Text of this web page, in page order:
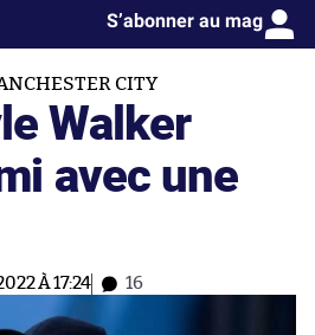
S’abonner au mag
CITY
Walker
avec une
À 17:24 16